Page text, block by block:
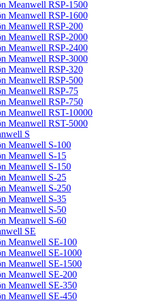
Meanwell RSP-1500
Meanwell RSP-1600
Meanwell RSP-200
Meanwell RSP-2000
Meanwell RSP-2400
Meanwell RSP-3000
Meanwell RSP-320
Meanwell RSP-500
Meanwell RSP-75
Meanwell RSP-750
Meanwell RST-10000
Meanwell RST-5000
S
Meanwell S-100
Meanwell S-15
Meanwell S-150
Meanwell S-25
Meanwell S-250
Meanwell S-35
Meanwell S-50
Meanwell S-60
SE
Meanwell SE-100
Meanwell SE-1000
Meanwell SE-1500
Meanwell SE-200
Meanwell SE-350
Meanwell SE-450